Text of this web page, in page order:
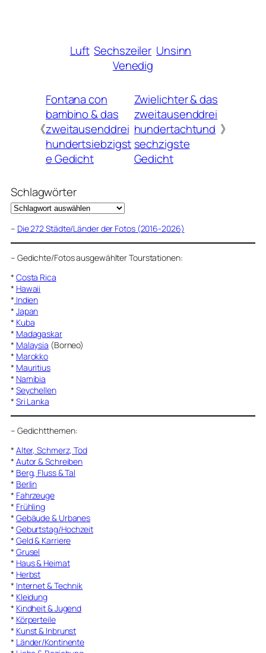
Luft Sechszeiler Unsinn
Venedig
《
Fontana con
bambino & das
zweitausenddrei
hundertsiebzigst
e Gedicht
Zwielichter & das
zweitausenddrei
hundertachtund
sechzigste
Gedicht
》
Schlagwörter
– Die 272 Städte/Länder der Fotos (2016-2026)
– Gedichte/Fotos ausgewählter Tourstationen:
* Costa Rica
* Hawaii
* Indien
* Japan
* Kuba
* Madagaskar
* Malaysia (Borneo)
* Marokko
* Mauritius
* Namibia
* Seychellen
* Sri Lanka
– Gedichtthemen:
* Alter, Schmerz, Tod
* Autor & Schreiben
* Berg, Fluss & Tal
* Berlin
* Fahrzeuge
* Frühling
* Gebäude & Urbanes
* Geburtstag/Hochzeit
* Geld & Karriere
* Grusel
* Haus & Heimat
* Herbst
* Internet & Technik
* Kleidung
* Kindheit & Jugend
* Körperteile
* Kunst & Inbrunst
* Länder/Kontinente